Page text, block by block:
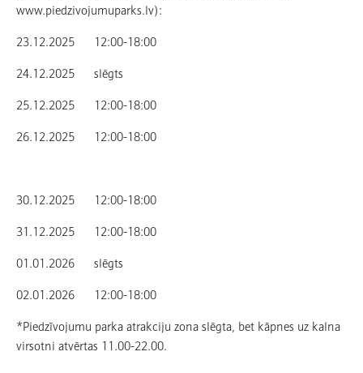
www.piedzivojumuparks.lv):
23.12.2025 12:00-18:00
24.12.2025 slēgts
25.12.2025 12:00-18:00
26.12.2025 12:00-18:00
30.12.2025 12:00-18:00
31.12.2025 12:00-18:00
01.01.2026 slēgts
02.01.2026 12:00-18:00
*Piedzīvojumu parka atrakciju zona slēgta, bet kāpnes uz kalna
virsotni atvērtas 11.00-22.00.